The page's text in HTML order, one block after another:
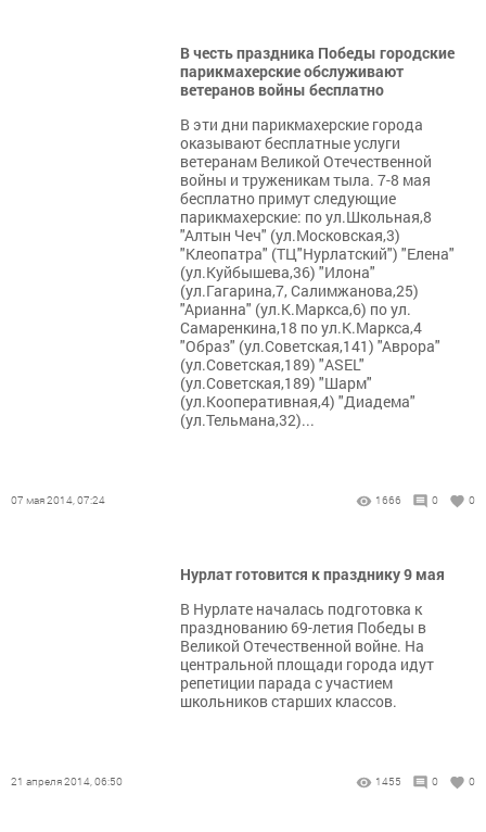
В честь праздника Победы городские
парикмахерские обслуживают
ветеранов войны бесплатно
В эти дни парикмахерские города
оказывают бесплатные услуги
ветеранам Великой Отечественной
войны и труженикам тыла. 7-8 мая
бесплатно примут следующие
парикмахерские: по ул.Школьная,8
"Алтын Чеч" (ул.Московская,3)
"Клеопатра" (ТЦ"Нурлатский") "Елена"
(ул.Куйбышева,36) "Илона"
(ул.Гагарина,7, Салимжанова,25)
"Арианна" (ул.К.Маркса,6) по ул.
Самаренкина,18 по ул.К.Маркса,4
"Образ" (ул.Советская,141) "Аврора"
(ул.Советская,189) "ASEL"
(ул.Советская,189) "Шарм"
(ул.Кооперативная,4) "Диадема"
(ул.Тельмана,32)...
07 мая 2014, 07:24 1666 0 0
Нурлат готовится к празднику 9 мая
В Нурлате началась подготовка к
празднованию 69-летия Победы в
Великой Отечественной войне. На
центральной площади города идут
репетиции парада с участием
школьников старших классов.
21 апреля 2014, 06:50 1455 0 0